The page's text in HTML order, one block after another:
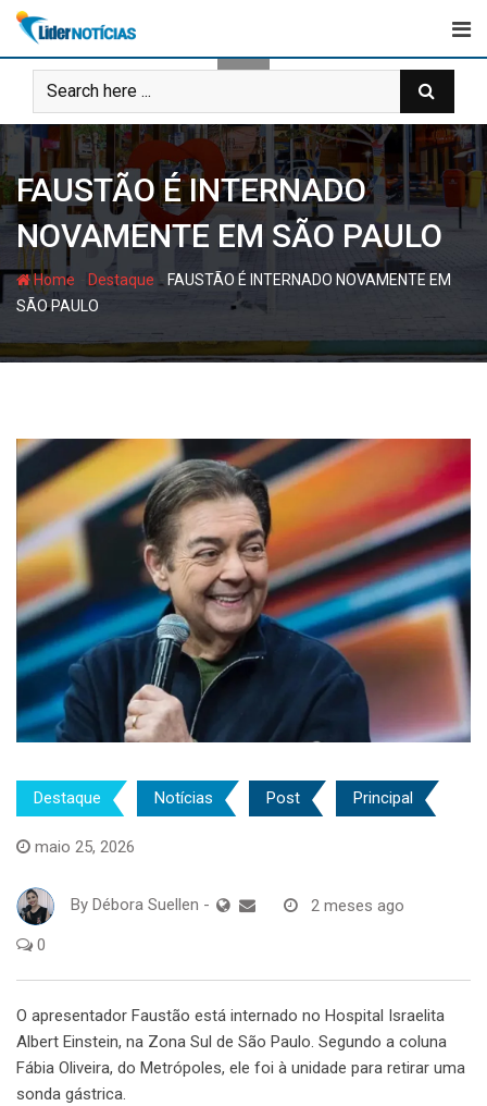
Skip
content
FAUSTÃO É INTERNADO
NOVAMENTE EM SÃO PAULO
Home Destaque - FAUSTÃO É INTERNADO NOVAMENTE EM
SÃO PAULO
Destaque Notícias Post Principal
maio 25, 2026
By Débora Suellen - 2 meses ago
0
O apresentador Faustão está internado no Hospital Israelita
Albert Einstein, na Zona Sul de São Paulo. Segundo a coluna
Fábia Oliveira, do Metrópoles, ele foi à unidade para retirar uma
sonda gástrica.